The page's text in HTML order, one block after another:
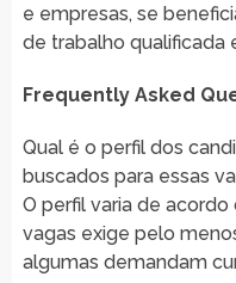
e empresas, se
de trabalho qualificada
Frequently Asked
Qual é o perfil dos
buscados para essas
O perfil varia de
vagas exige pelo
algumas demandam